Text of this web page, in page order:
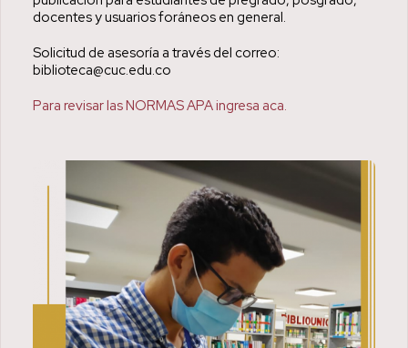
docentes y usuarios foráneos en general.
Solicitud de asesoría a través del correo:
biblioteca@cuc.edu.co
Para revisar las NORMAS APA ingresa aca.